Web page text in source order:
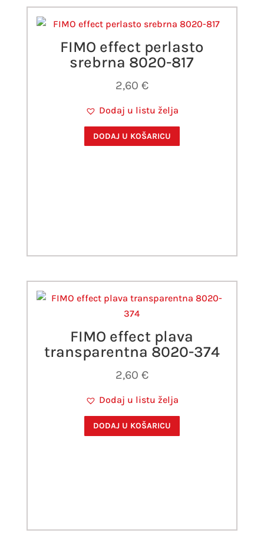
FIMO effect perlasto
srebrna 8020-817
2,60 €
Dodaj u listu želja
DODAJ U KOŠARICU
FIMO effect plava
transparentna 8020-374
2,60 €
Dodaj u listu želja
DODAJ U KOŠARICU